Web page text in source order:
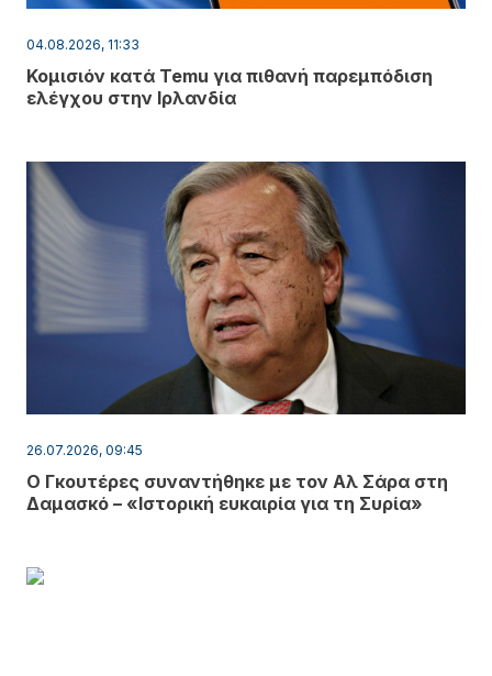
04.08.2026, 11:33
Κομισιόν κατά Temu για πιθανή παρεμπόδιση
ελέγχου στην Ιρλανδία
26.07.2026, 09:45
Ο Γκουτέρες συναντήθηκε με τον Αλ Σάρα στη
Δαμασκό – «Ιστορική ευκαιρία για τη Συρία»